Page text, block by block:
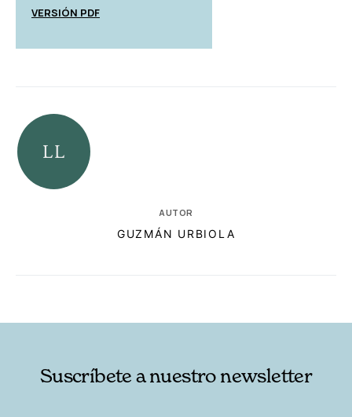
VERSIÓN PDF
AUTOR
GUZMÁN URBIOLA
Suscríbete a nuestro newsletter